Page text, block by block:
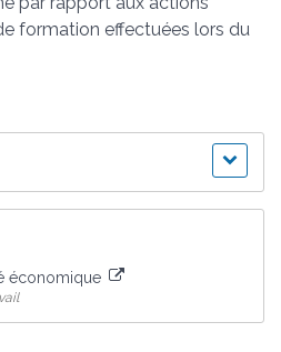
formation effectuées lors du
économique